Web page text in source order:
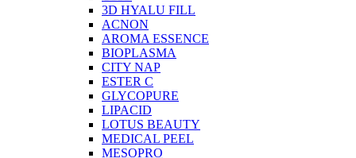
3D HYALU FILL
ACNON
AROMA ESSENCE
BIOPLASMA
CITY NAP
ESTER C
GLYCOPURE
LIPACID
LOTUS BEAUTY
MEDICAL PEEL
MESOPRO